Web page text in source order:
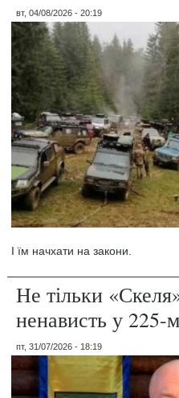
вт, 04/08/2026 - 20:19
І їм начхати на закони.
Не тільки
ненависть у
пт, 31/07/2026 - 18:19